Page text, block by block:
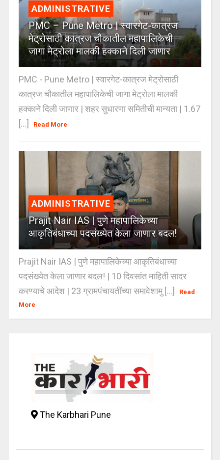
ADMINISTRATIVE
PMC – Pune Metro | स्वारगेट-कात्रज
मेट्रोसाठी कात्रज चौकातील महापालिकेची
जागा मेट्रोला मालकी हक्काने दिली जाणार
PMC - Pune Metro | स्वारगेट-कात्रज मेट्रोसाठी
कात्रज चौकातील महापालिकेची जागा मेट्रोला मालकी
हक्काने दिली जाणार | शहर सुधारणा समितीची मान्यता | 1.67
[...]
Read More
ADMINISTRATIVE
Prajit Nair IAS | पुणे महापालिकेच्या
आकृतिबंधाच्या पदसंख्येत केला जाणार बदल!
Prajit Nair IAS | पुणे महापालिकेच्या आकृतिबंधाच्या
पदसंख्येत केला जाणार बदल! | 10 दिवसांत माहिती सादर
करण्याचे आदेश | 23 ग्रामपंचायतींच्या समावेशामु [...]
Read
More
The Karbhari Pune